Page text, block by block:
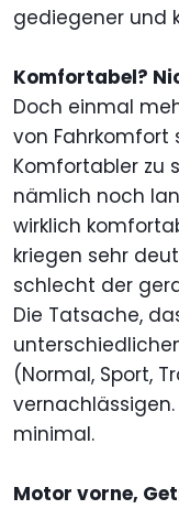
gediegener und
Komfortabel?
Doch einmal
von Fahrkomfort
Komfortabler zu
nämlich noch
wirklich
kriegen sehr
schlecht der
Die Tatsache,
(Normal, Sport,
minimal.
Motor vorne,